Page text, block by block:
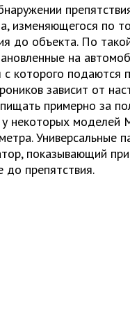
изменяющегося по
до объекта. По
на
с которого
зависит от
примерно за
у некоторых моделей
Универсальные
показывающий
до препятствия.